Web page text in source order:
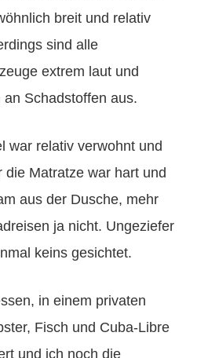
breit und relativ
sind alle
extrem laut und
Schadstoffen aus.
war relativ verwohnt und
die Matratze war hart und
aus der Dusche, mehr
ja nicht. Ungeziefer
keins gesichtet.
in einem privaten
Fisch und Cuba-Libre
und ich noch die